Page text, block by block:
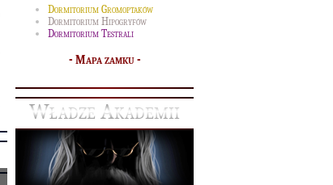
Dormitorium Gromoptaków
Dormitorium Hipogryfów
Dormitorium Testrali
- Mapa zamku-
Władze Akademii